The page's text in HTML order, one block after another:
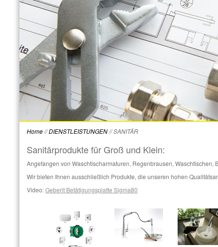
Home//DIENSTLEISTUNGEN//SANITÄR
Sanitärprodukte für Groß und Klein:
Angefangen von Waschtischarmaturen, Regenbrausen,
Wir bieten Ihnen ausschließlich Produkte, die unseren hohen
Video:Geberit Betätigungsplatte Sigma80